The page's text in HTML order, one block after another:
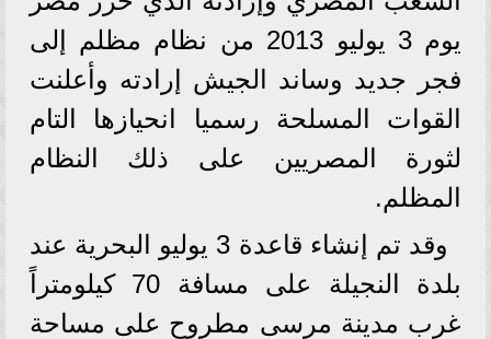
يوم 3 يوليو 2013 من نظام مظلم إلى
فجر جديد وساند الجيش إرادته وأعلنت
القوات المسلحة رسميا انحيازها التام
لثورة المصريين على ذلك النظام
المظلم.
وقد تم إنشاء قاعدة 3 يوليو البحرية عند
بلدة النجيلة على مسافة 70 كيلومتراً
غرب مدينة مرسى مطروح على مساحة